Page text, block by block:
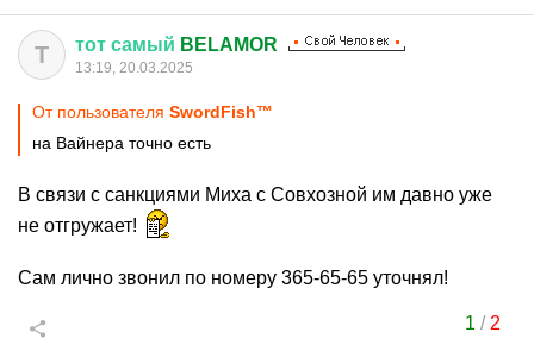
Т тот самый BELAMOR
13:19, 20.03.2025
От пользователя SwordFish™
на Вайнера точно есть
В связи с санкциями Миха с Совхозной им давно уже
не отгружает!
Сам лично звонил по номеру 365-65-65 уточнял!
1 / 2